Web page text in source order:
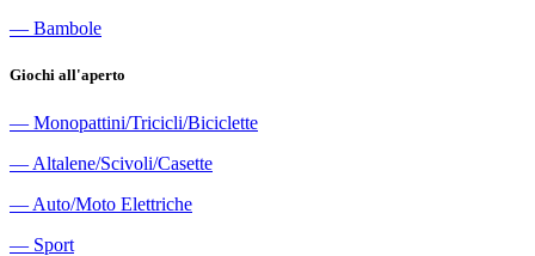
― Bambole
Giochi all'aperto
― Monopattini/Tricicli/Biciclette
― Altalene/Scivoli/Casette
― Auto/Moto Elettriche
― Sport